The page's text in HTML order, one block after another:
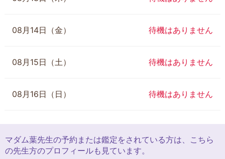
08月14日（金） 待機はありません
08月15日（土） 待機はありません
08月16日（日） 待機はありません
マダム葉先生の予約または鑑定をされている方は、こちら
の先生方のプロフィールも見ています。